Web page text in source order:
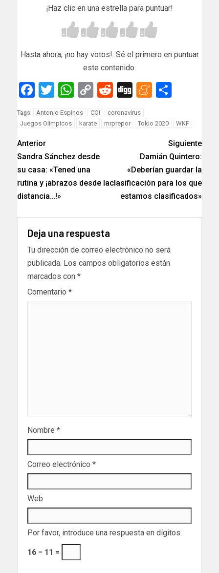
¡Haz clic en una estrella para puntuar!
Hasta ahora, ¡no hay votos!. Sé el primero en puntuar
este contenido.
Facebook
Twitter
WhatsApp
Copy
Link
Reddit
Digg
Tags: Antonio Espinos COI
coronavirus
Juegos Olimpicos
karate mrprepor Tokio 2020 WKF
Anterior
Sandra Sánchez desde
su casa: «Tened una
rutina y ¡abrazos desde la
distancia…!»
Siguiente
Damián Quintero:
«Deberían guardar la
clasificación para los que
estamos clasificados»
Deja una respuesta
Tu dirección de correo electrónico no será
publicada. Los campos obligatorios están
marcados con *
Comentario *
Nombre *
Correo electrónico *
Web
Por favor, introduce una respuesta en dígitos:
16 − 11 =